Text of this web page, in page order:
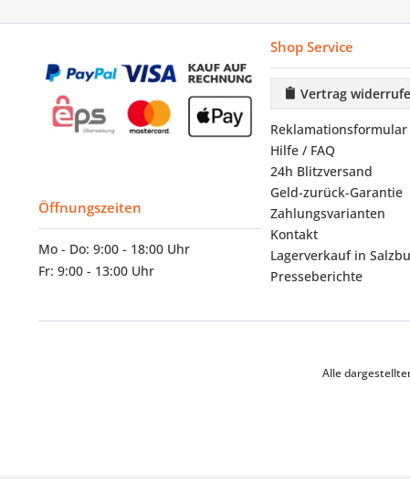
Öffnungszeiten
Mo - Do: 9:00 - 18:00 Uhr
Fr: 9:00 - 13:00 Uhr
Shop Service
Vertrag
Reklamationsformular
Hilfe / FAQ
24h Blitzversand
Geld-zurück-Garantie
Zahlungsvarianten
Kontakt
Lagerverkauf in
Presseberichte
Alle